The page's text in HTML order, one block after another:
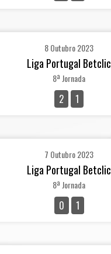
8 Outubro 2023
Liga Portugal Betclic
8ª Jornada
2 1
7 Outubro 2023
Liga Portugal Betclic
8ª Jornada
0 1